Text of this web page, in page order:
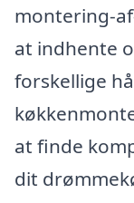
montering-
at indhente
forskellige
at finde
dit